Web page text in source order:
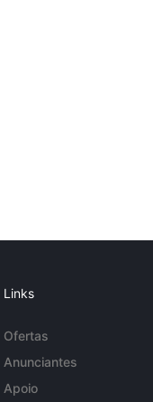
Links
Ofertas
Anunciantes
Apoio